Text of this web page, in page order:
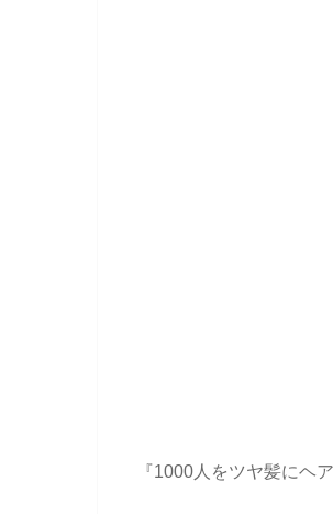
『1000人をツヤ髪にヘ